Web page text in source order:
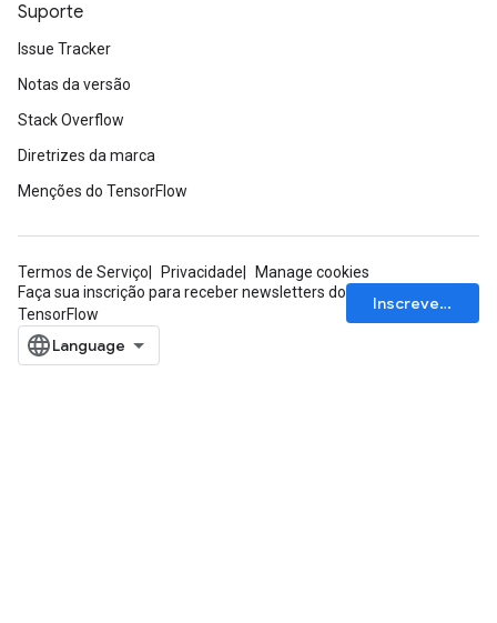
Suporte
Issue Tracker
Notas da versão
Stack Overflow
Diretrizes da marca
Menções do TensorFlow
Termos de Serviço Privacidade
Manage cookies
Faça sua inscrição para receber newsletters do
TensorFlow
Inscrever-se